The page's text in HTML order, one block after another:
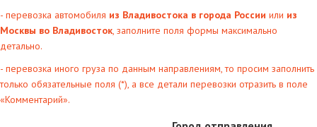
- перевозка автомобиля из Владивостока в города России или из
Москвы во Владивосток, заполните поля формы максимально
детально.
- перевозка иного груза по данным направлениям, то просим заполнить
только обязательные поля (*), а все детали перевозки отразить в поле
«Комментарий».